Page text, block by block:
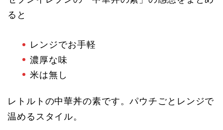
ると
レンジでお手軽
濃厚な味
米は無し
レトルトの中華丼の素です。パウチごとレンジで
温めるスタイル。